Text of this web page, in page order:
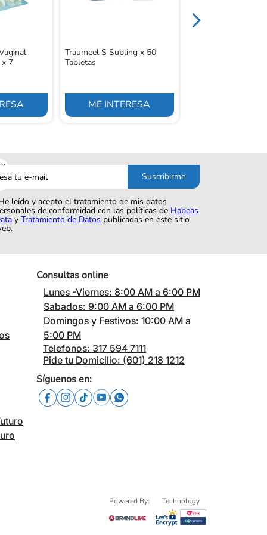
7
Traumeel S Subling x 50
Tabletas
ME INTERESA
Suscribirme
leído y acepto el tratamiento de mis datos
de conformidad con las políticas de Habeas
yTratamiento de Datos publicadas en este sitio
Consultas online
Lunes -Viernes: 8:00 AM a 6:00 PM
Sabados: 9:00 AM a 6:00 PM
Domingos y Festivos: 10:00 AM a
5:00 PM
Telefonos: 317 594 7111
Pide tu Domicilio: (601) 218 1212
Síguenos en:
Powered By: Technology